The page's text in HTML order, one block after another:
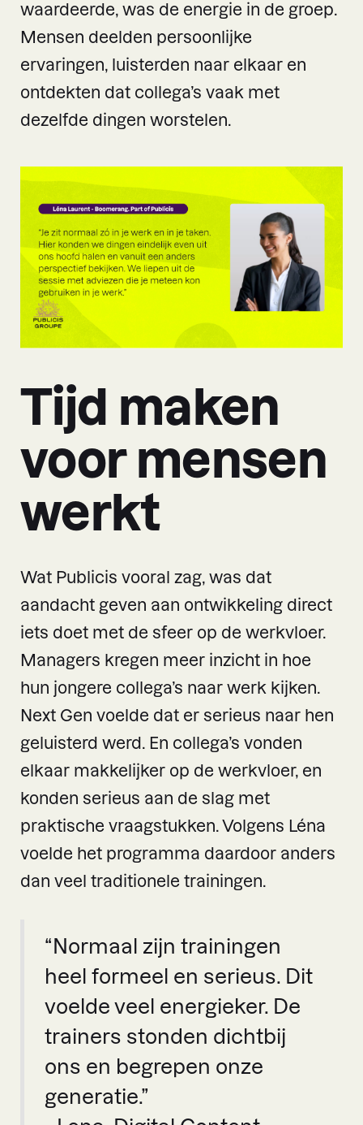
waardeerde, was de energie in de groep.
Mensen deelden persoonlijke
ervaringen, luisterden naar elkaar en
ontdekten dat collega’s vaak met
dezelfde dingen worstelen.
Tijd maken
voor mensen
werkt
Wat Publicis vooral zag, was dat
aandacht geven aan ontwikkeling direct
iets doet met de sfeer op de werkvloer.
Managers kregen meer inzicht in hoe
hun jongere collega’s naar werk kijken.
Next Gen voelde dat er serieus naar hen
geluisterd werd. En collega’s vonden
elkaar makkelijker op de werkvloer, en
konden serieus aan de slag met
praktische vraagstukken. Volgens Léna
voelde het programma daardoor anders
dan veel traditionele trainingen.
“Normaal zijn trainingen
heel formeel en serieus. Dit
voelde veel energieker. De
trainers stonden dichtbij
ons en begrepen onze
generatie.”